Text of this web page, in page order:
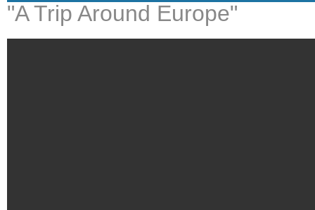
"A Trip Around Europe"